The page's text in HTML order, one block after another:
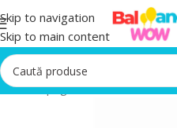
Skip to navigation
Skip to main content
Prima pagină/Baloane latex